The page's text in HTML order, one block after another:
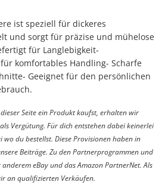
ist speziell für dickeres
und sorgt für präzise und mühelose
für Langlebigkeit-
komfortables Handling- Scharfe
Geeignet für den persönlichen
Seite ein Produkt kaufst, erhalten wir
Vergütung. Für dich entstehen dabei keinerlei
du bestellst. Diese Provisionen haben in
Beiträge. Zu den Partnerprogrammen und
eBay und das Amazon PartnerNet. Als
an qualifizierten Verkäufen.